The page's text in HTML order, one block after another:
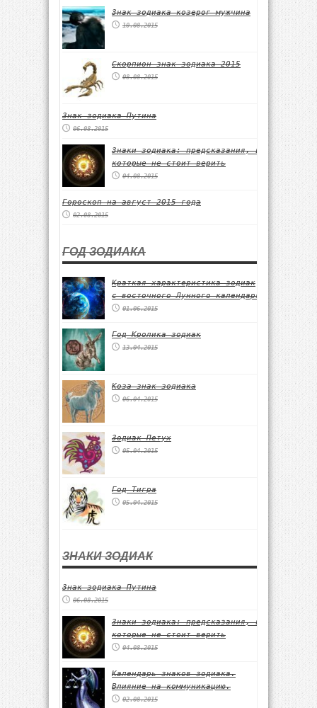
Знак зодиака козерог мужчина
10.08.2015
Скорпион знак зодиака 2015
08.08.2015
Знак зодиака Путина
06.08.2015
Знаки зодиака: предсказания, в
которые не стоит верить
04.08.2015
Гороскоп на август 2015 года
02.08.2015
ГОД ЗОДИАКА
Краткая характеристика зодиак
с восточного Лунного календаря
01.06.2015
Год Кролика зодиак
13.04.2015
Коза знак зодиака
06.04.2015
Зодиак Петух
05.04.2015
Год Тигра
05.04.2015
ЗНАКИ ЗОДИАК
Знак зодиака Путина
06.08.2015
Знаки зодиака: предсказания, в
которые не стоит верить
04.08.2015
Календарь знаков зодиака.
Влияние на коммуникацию.
02.08.2015